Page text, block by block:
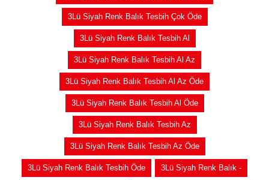
3Lü Siyah Renk Balık Tesbih Çok Öde
3Lü Siyah Renk Balık Tesbih Al
3Lü Siyah Renk Balık Tesbih Al Az
3Lü Siyah Renk Balık Tesbih Al Az Öde
3Lü Siyah Renk Balık Tesbih Al Öde
3Lü Siyah Renk Balık Tesbih Az
3Lü Siyah Renk Balık Tesbih Az Öde
3Lü Siyah Renk Balık Tesbih Öde 3Lü Siyah Renk Balık -